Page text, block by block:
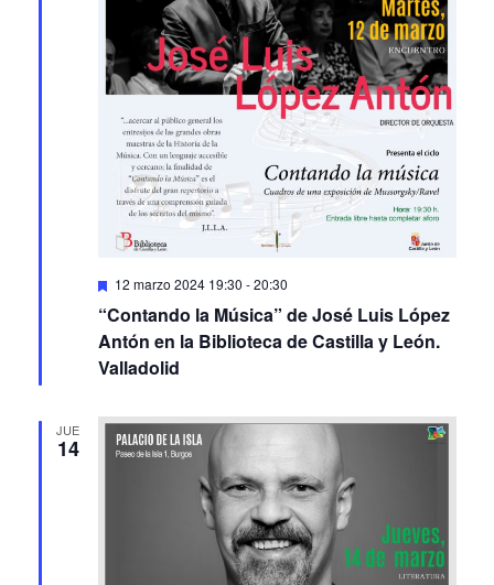
Featured
12 marzo 2024 19:30 -20:30
“Contando la Música” de José Luis López
Antón en la Biblioteca de Castilla y León.
Valladolid
JUE
14